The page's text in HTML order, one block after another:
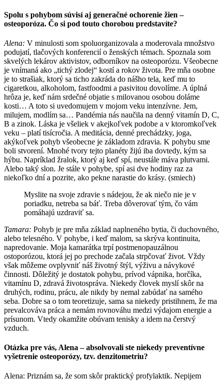
Spolu s pohybom súvisí aj generačné ochorenie žien –
osteoporóza. Čo si pod touto chorobou predstavíte?
Alena: V minulosti som spoluorganizovala a moderovala množstvo
podujatí, tlačových konferencií o ženských témach. Spoznala som
skvelých lekárov aktivistov, odborníkov na osteoporózu. Všeobecne
je vnímaná ako „tichý zlodej“ kostí a rokov života. Pre mňa osobne
je to strašiak, ktorý sa ticho zakráda do nášho tela, keď mu to
cigaretkou, alkoholom, fastfoodmi a pasivitou dovolíme. A úplná
hrôza je, keď nám srdečné objatie s milovanou osobou doláme
kosti… A toto si uvedomujem v mojom veku intenzívne. Jem,
milujem, modlím sa… Pandémia nás naučila na denný vitamín D, C,
B a zinok. Láska je všeliek v akejkoľvek podobe a v ktoromkoľvek
veku – platí tisícročia. A meditácia, denné prechádzky, joga,
akýkoľvek pohyb všeobecne je základom zdravia. K pohybu sme
boli stvorení. Mnohé tvory tejto planéty žijú iba dovtedy, kým sa
hýbu. Napríklad žralok, ktorý aj keď spí, neustále máva plutvami.
Alebo taký slon. Je stále v pohybe, spí asi dve hodiny raz za
niekoľko dní a pozrite, ako pekne narastie do krásy. (smiech)
Myslite na svoje zdravie s nádejou, že ak niečo nie je v
poriadku, netreba sa báť. Treba dôverovať tým, čo vám
pomáhajú uzdraviť sa.
Tamara: Pohyb je pre mňa základ naplneného bytia, či duchovného,
alebo telesného. V pohybe, i keď malom, sa skrýva kontinuita,
napredovanie. Moja kamarátka trpí postmenopauzálnou
ostoporózou, ktorá jej po prechode začala strpčovať život. Vždy
však môžeme ovplyvniť náš životný štýl, výživu a návykové
činnosti. Dôležitý je dostatok pohybu, prívod vápnika, horčíka,
vitamínu D, zdravá životospráva. Niekedy človek myslí skôr na
druhých, rodinu, prácu, ale nikdy by nemal zabúdať na samého
seba. Dobre sa o tom teoretizuje, sama sa niekedy pristihnem, že ma
prevalcováva práca a nemám rovnováhu medzi výdajom energie a
prísunom. Vtedy okamžite obúvam tenisky a idem na čerstvý
vzduch.
Otázka pre vás, Alena – absolvovali ste niekedy preventívne
vyšetrenie osteoporózy, tzv. denzitometriu?
Alena: Priznám sa, že som skôr praktický profylaktik. Nepijem